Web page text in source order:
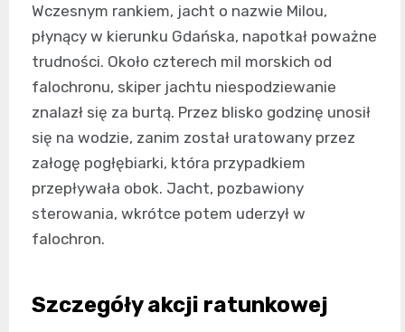
Wczesnym rankiem, jacht o nazwie Milou,
płynący w kierunku Gdańska, napotkał poważne
trudności. Około czterech mil morskich od
falochronu, skiper jachtu niespodziewanie
znalazł się za burtą. Przez blisko godzinę unosił
się na wodzie, zanim został uratowany przez
załogę pogłębiarki, która przypadkiem
przepływała obok. Jacht, pozbawiony
sterowania, wkrótce potem uderzył w
falochron.
Szczegóły akcji ratunkowej